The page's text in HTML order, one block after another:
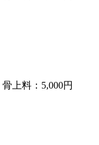
上料：5,000円